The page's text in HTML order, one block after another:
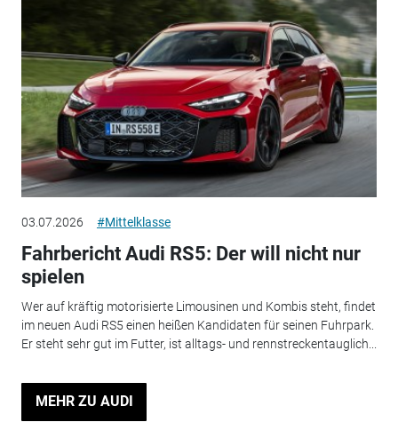
03.07.2026 #Mittelklasse
Fahrbericht Audi RS5: Der will nicht nur
spielen
Wer auf kräftig motorisierte Limousinen und Kombis steht, findet
im neuen Audi RS5 einen heißen Kandidaten für seinen Fuhrpark.
Er steht sehr gut im Futter, ist alltags- und rennstreckentauglich...
MEHR ZU AUDI